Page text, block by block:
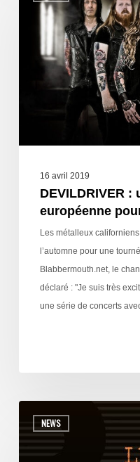
16 avril 2019
DEVILDRIVER :
européenne
Les métalleux
l’automne pour une
Blabbermouth.net, le
déclaré : "Je suis très
une série de concerts
NEWS